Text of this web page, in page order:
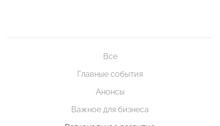
Все
Главные события
Анонсы
Важное для бизнеса